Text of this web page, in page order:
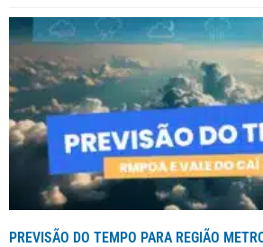
PREVISÃO DO TEMPO PARA REGIÃO